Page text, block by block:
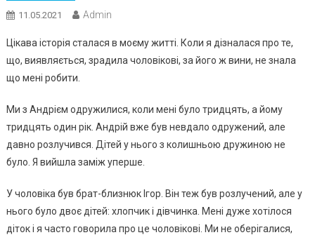
11.05.2021 Admin
Цікава історія сталася в моєму житті. Коли я дізналася про те,
що, виявляється, зрадила чоловікові, за його ж вини, не знала
що мені робити.
Ми з Андрієм одружилися, коли мені було тридцять, а йому
тридцять один рік. Андрій вже був невдало одружений, але
давно розлучився. Дітей у нього з колишньою дружиною не
було. Я вийшла заміж уперше.
У чоловіка був брат-близнюк Ігор. Він теж був розлучений, але у
нього було двоє дітей: хлопчик і дівчинка. Мені дуже хотілося
діток і я часто говорила про це чоловікові. Ми не оберігалися,